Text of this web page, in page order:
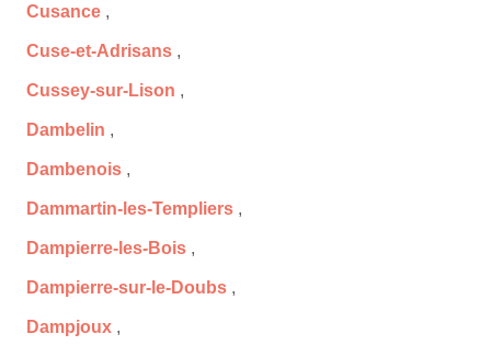
Cusance ,
Cuse-et-Adrisans ,
Cussey-sur-Lison ,
Dambelin ,
Dambenois ,
Dammartin-les-Templiers ,
Dampierre-les-Bois ,
Dampierre-sur-le-Doubs ,
Dampjoux ,